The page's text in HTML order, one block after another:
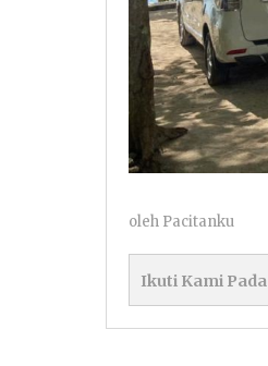
oleh Pacitanku
Ikuti Kami Pada